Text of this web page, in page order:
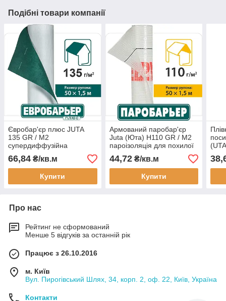
Подібні товари компанії
Євробар'єр плюс JUTA
135 GR / M2
супердиффузійна
покрівлі покрівлі
66,84 ₴/кв.м
Купити
Армований паробар'єр
Juta (Юта) H110 GR / M2
пароізоляція для похилої
44,72₴/кв.м
Купити
Про нас
Рейтинг не сформований
Менше 5 відгуків за останній рік
Працює з 26.10.2016
м. Київ
Вул. Пирогівський Шлях, 34, корп. 2, оф. 22, Київ, Україна
Контакти